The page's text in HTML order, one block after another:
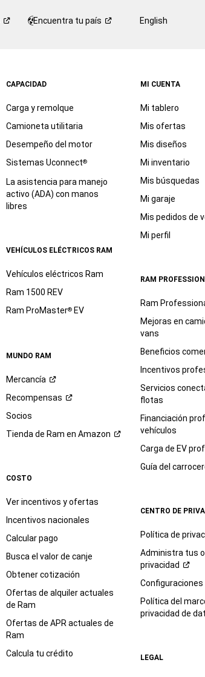
Encuentra tu país English
CAPACIDAD
Carga y remolque
Camioneta utilitaria
Desempeño del motor
Sistemas Uconnect®
La asistencia para manejo
activo (ADA) con manos
libres
VEHÍCULOS ELÉCTRICOS RAM
Vehículos eléctricos Ram
Ram 1500 REV
Ram ProMaster®EV
MUNDO RAM
Mercancía
Recompensas
Socios
Tienda de Ram en Amazon
COSTO
Ver incentivos y ofertas
Incentivos nacionales
Calcular pago
Busca el valor de canje
Obtener cotización
Ofertas de alquiler actuales
de Ram
Ofertas de APR actuales de
Ram
Calcula tu crédito
MI CUENTA
Mi tablero
Mis ofertas
Mis diseños
Mi inventario
Mis búsquedas
Mi garaje
Mis pedidos de
Mi perfil
RAM
Ram
Mejoras en
vans
Beneficios
Incentivos
Servicios
flotas
Financiación
vehículos
Carga de EV
Guía del
CENTRO DE
Política de
Administra tus
privacidad
Configuraciones
Política del
privacidad de
LEGAL